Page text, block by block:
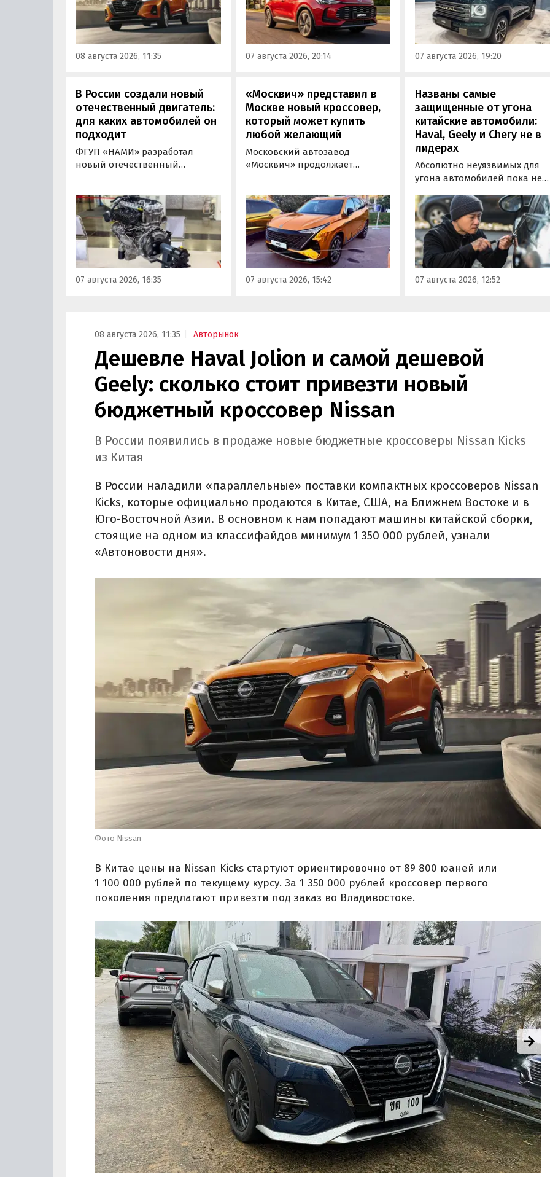
Китае, США, на Ближнем
Востоке и в Юго-Восточной
Азии. В основном к нам
попадают машины китайской
сборки, стоящие на одном из
«Автоновости дня».
08 августа 2026, 11:35
рынка — MG ZS. В Китае он
стоит от 900 000 рублей по
текущему курсу, а в РФ с учетом
всех расходов за него нужно
отдать минимум 1 500 000
07 августа 2026, 20:14
Tank 400 и Tank 500, которые
успешно прошли
сертификацию и получили
Одобрения типа
транспортного средства
07 августа 2026, 19:20
В России создали новый
отечественный двигатель:
для каких автомобилей он
подходит
ФГУП «НАМИ» разработал
новый отечественный
получивший индекс 414320.
Корреспонденту
«Автоновостей дня» удалось
лично ознакомиться с
новинкой на выставке
«Иннопром» в Екатеринбурге.
07 августа 2026, 16:35
«Москвич» представил в
Москве новый кроссовер,
который может купить
любой желающий
Московский автозавод
«Москвич» продолжает
которые сейчас растет. На днях
на автомобильном фестивале
«ПроДвижение» на ВДНХ в
Москве в числе прочих
моделей «Москвича» был
представлен семиместный
кроссовер М90.
07 августа 2026, 15:42
Названы самые
защищенные от угона
китайские автомобили:
Haval, Geely и Chery не в
лидерах
Абсолютно неуязвимых для
угона автомобилей пока не
могут доставить
злоумышленникам больше
всего сложностей. Из
машин таковыми сегодня
являются модели Li и BYD,
сообщил в эфире радио РБК
учредитель федерального
07 августа 2026, 12:52
08 августа 2026, 11:35 Авторынок
Дешевле Haval Jolion и самой дешевой
Geely: сколько стоит привезти новый
бюджетный кроссовер Nissan
В России появились в продаже новые бюджетные кроссоверы Nissan Kicks
из Китая
В России наладили «параллельные» поставки компактных кроссоверов Nissan
Kicks, которые официально продаются в Китае, США, на Ближнем Востоке и в
Юго-Восточной Азии. В основном к нам попадают машины китайской сборки,
стоящие на одном из классифайдов минимум 1 350 000 рублей, узнали
«Автоновости дня».
Фото Nissan
В Китае цены на Nissan Kicks стартуют ориентировочно от 89 800 юаней или
1 100 000 рублей по текущему курсу. За 1 350 000 рублей кроссовер первого
поколения предлагают привезти под заказ во Владивостоке.